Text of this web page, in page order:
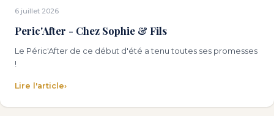
6 juillet 2026
Peric'After - Chez Sophie & Fils
Le Péric'After de ce début d'été a tenu toutes ses promesses
!
Lire l'article›